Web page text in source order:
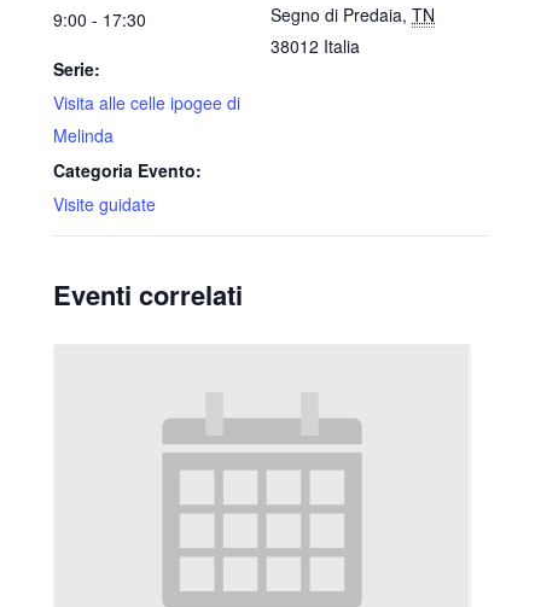
9:00 - 17:30
Serie:
Visita alle celle ipogee di
Melinda
Categoria Evento:
Visite guidate
Segno di Predaia, TN
38012 Italia
Eventi correlati